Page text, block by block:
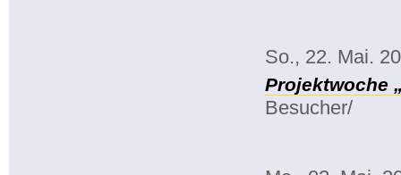
So., 22. Mai.
Projektwoche
Besucher/